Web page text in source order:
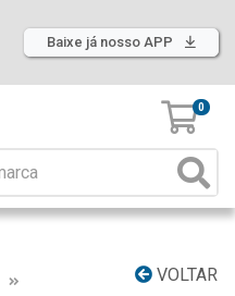
Baixe já nosso APP
0
VOLTAR